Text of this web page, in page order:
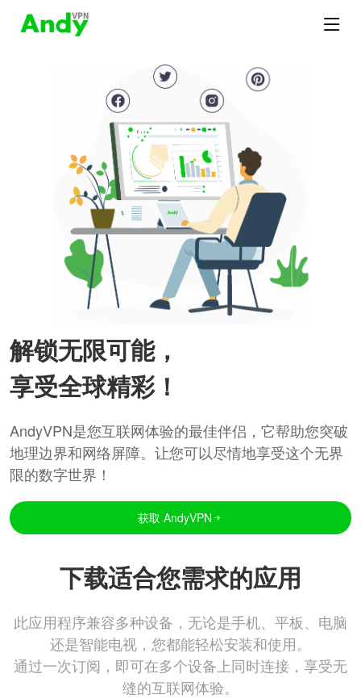
解锁无限可能，
享受全球精彩！
AndyVPN是您互联网体验的最佳伴侣，它帮助您突破
地理边界和网络屏障。让您可以尽情地享受这个无界
限的数字世界！
获取 AndyVPN
下载适合您需求的应用
此应用程序兼容多种设备，无论是手机、平板、电脑
还是智能电视，您都能轻松安装和使用。
通过一次订阅，即可在多个设备上同时连接，享受无
缝的互联网体验。